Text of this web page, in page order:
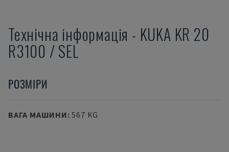
Технічна інформація - KUKA KR 20
R3100 / SEL
РОЗМІРИ
ВАГА МАШИНИ:567 KG